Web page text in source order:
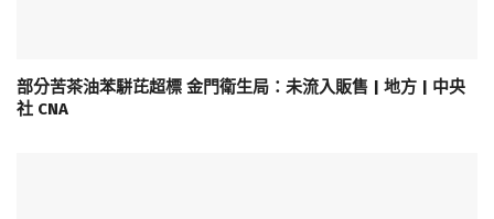
部分苦茶油苯駢芘超標 金門衛生局：未流入販售 | 地方 | 中央
社 CNA